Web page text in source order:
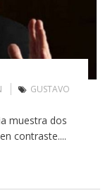
GUSTAVO
muestra dos
contraste....